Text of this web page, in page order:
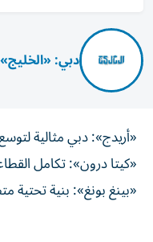
دبي: «الخليج»
«أريدج»: دبي مثالية
«كيتا درون»: تكامل
«بينغ بونغ»: بنية تحتية